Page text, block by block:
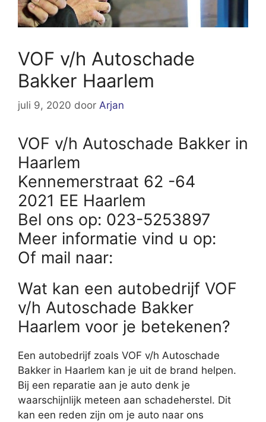
VOF v/h Autoschade
Bakker Haarlem
juli 9, 2020 door Arjan
VOF v/h Autoschade Bakker in
Haarlem
Kennemerstraat 62 -64
2021 EE Haarlem
Bel ons op: 023-5253897
Meer informatie vind u op:
Of mail naar:
Wat kan een autobedrijf VOF
v/h Autoschade Bakker
Haarlem voor je betekenen?
Een autobedrijf zoals VOF v/h Autoschade
Bakker in Haarlem kan je uit de brand helpen.
Bij een reparatie aan je auto denk je
waarschijnlijk meteen aan schadeherstel. Dit
kan een reden zijn om je auto naar ons